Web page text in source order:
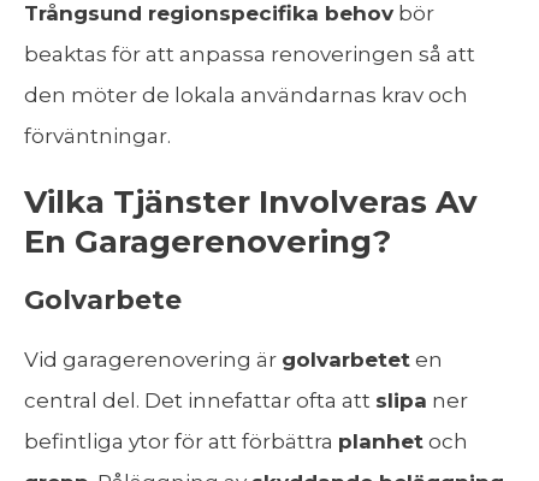
Trångsund regionspecifika behov bör
beaktas för att anpassa renoveringen så att
den möter de lokala användarnas krav och
förväntningar.
Vilka Tjänster Involveras Av
En Garagerenovering?
Golvarbete
Vid garagerenovering är golvarbetet en
central del. Det innefattar ofta att slipa ner
befintliga ytor för att förbättra planhet och